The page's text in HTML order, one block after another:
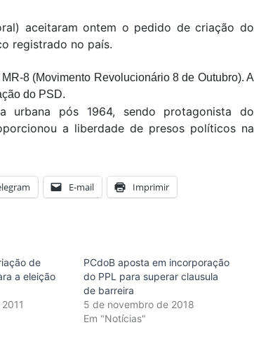
aceitaram ontem o pedido de criação do
registrado no país.
8 (Movimento Revolucionário 8 de Outubro). A
do PSD.
urbana pós 1964, sendo protagonista do
a liberdade de presos políticos na
E-mail Imprimir
de
a eleição
PCdoB aposta em incorporação
do PPL para superar clausula
de barreira
5 de novembro de 2018
Em "Notícias"